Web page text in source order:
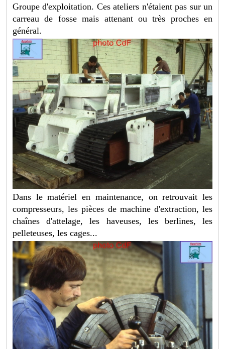
Groupe d'exploitation. Ces ateliers n'étaient pas sur un
carreau de fosse mais attenant ou très proches en
général.
Dans le matériel en maintenance, on retrouvait les
compresseurs, les pièces de machine d'extraction, les
chaînes d'attelage, les haveuses, les berlines, les
pelleteuses, les cages...